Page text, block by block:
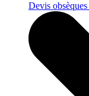
Devis obsèques